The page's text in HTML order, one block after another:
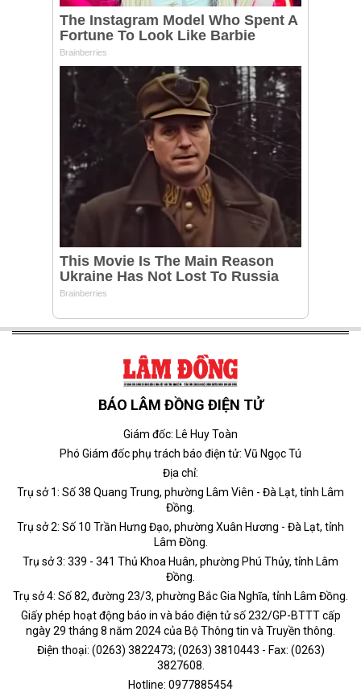
BÁO LÂM ĐỒNG ĐIỆN TỬ
Giám đốc: Lê Huy Toàn
Phó Giám đốc phụ trách báo điện tử: Vũ Ngọc Tú
Địa chỉ:
Trụ sở 1: Số 38 Quang Trung, phường Lâm Viên - Đà Lạt, tỉnh Lâm
Đồng.
Trụ sở 2: Số 10 Trần Hưng Đạo, phường Xuân Hương - Đà Lạt, tỉnh
Lâm Đồng.
Trụ sở 3: 339 - 341 Thủ Khoa Huân, phường Phú Thủy, tỉnh Lâm
Đồng.
Trụ sở 4: Số 82, đường 23/3, phường Bắc Gia Nghĩa, tỉnh Lâm Đồng.
Giấy phép hoạt động báo in và báo điện tử số 232/GP-BTTT cấp
ngày 29 tháng 8 năm 2024 của Bộ Thông tin và Truyền thông.
Điện thoại: (0263) 3822473; (0263) 3810443 - Fax: (0263)
3827608.
Hotline: 0977885454